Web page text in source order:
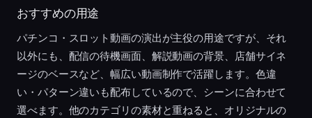
おすすめの用途
パチンコ・スロット動画の演出が主役の用途ですが、それ
以外にも、配信の待機画面、解説動画の背景、店舗サイネ
ージのベースなど、幅広い動画制作で活躍します。色違
い・パターン違いも配布しているので、シーンに合わせて
選べます。他のカテゴリの素材と重ねると、オリジナルの